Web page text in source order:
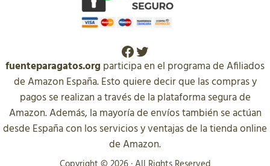
Facebook
Twitter
fuenteparagatos.org participa en el programa de Afiliados
de Amazon España. Esto quiere decir que las compras y
pagos se realizan a través de la plataforma segura de
Amazon. Además, la mayoría de envíos también se actúan
desde España con los servicios y ventajas de la tienda online
de Amazon.